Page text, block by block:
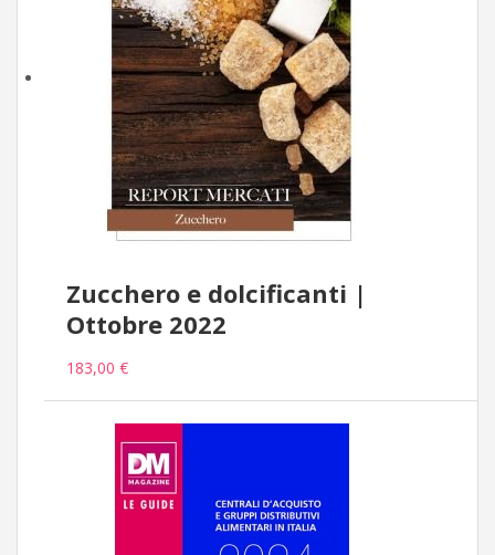
Zucchero e dolcificanti |
Ottobre 2022
183,00 €